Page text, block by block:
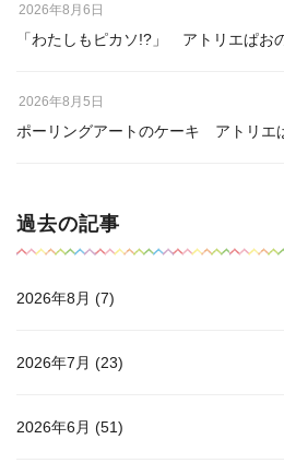
「わたしもピカソ!?」 アトリエぱお
2026年8月6日
ポーリングアートのケーキ アトリエ
2026年8月5日
過去の記事
2026年8月 (7)
2026年7月 (23)
2026年6月 (51)